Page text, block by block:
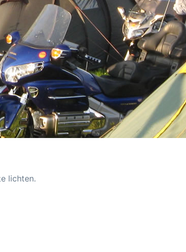
lichten.